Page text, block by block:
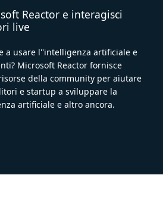
Reactor e interagisci
live
a usare l''intelligenza artificiale e
Microsoft Reactor fornisce
della community per aiutare
e startup a sviluppare la
artificiale e altro ancora.